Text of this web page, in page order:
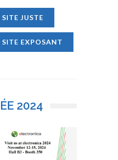
SITE JUSTE
SITE EXPOSANT
2024